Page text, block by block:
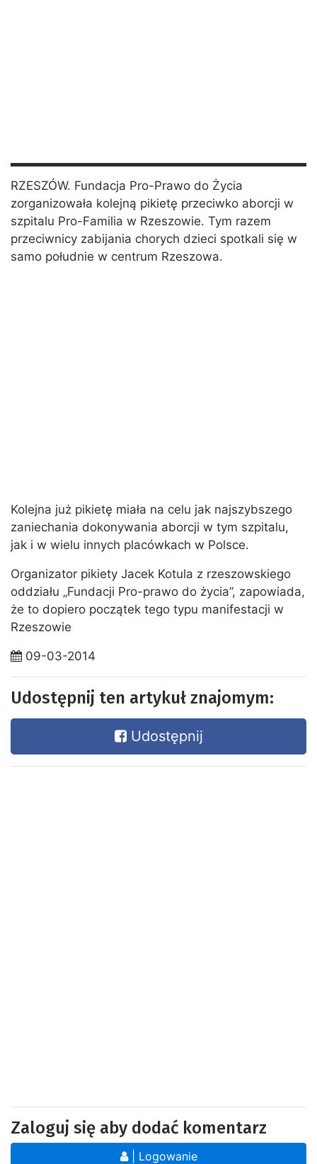
RZESZÓW. Fundacja Pro-Prawo do Życia
zorganizowała kolejną pikietę przeciwko aborcji w
szpitalu Pro-Familia w Rzeszowie. Tym razem
przeciwnicy zabijania chorych dzieci spotkali się w
samo południe w centrum Rzeszowa.
Kolejna już pikietę miała na celu jak najszybszego
zaniechania dokonywania aborcji w tym szpitalu,
jak i w wielu innych placówkach w Polsce.
Organizator pikiety Jacek Kotula z rzeszowskiego
oddziału „Fundacji Pro-prawo do życia”, zapowiada,
że to dopiero początek tego typu manifestacji w
Rzeszowie
09-03-2014
Udostępnij ten artykuł znajomym:
Udostępnij
Zaloguj się aby dodać komentarz
| Logowanie